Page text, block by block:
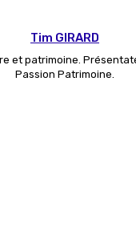
Tim GIRARD
et patrimoine.
Passion Patrimoine.